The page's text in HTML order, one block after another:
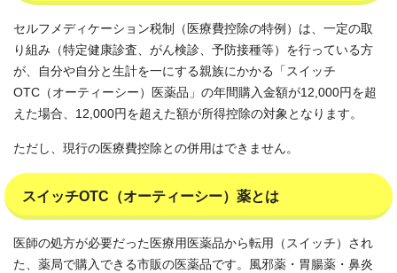
セルフメディケーション税制（医療費控除の特例）は、一定の取
り組み（特定健康診査、がん検診、予防接種等）を行っている方
が、自分や自分と生計を一にする親族にかかる「スイッチ
OTC（オーティーシー）医薬品」の年間購入金額が12,000円を超
えた場合、12,000円を超えた額が所得控除の対象となります。
ただし、現行の医療費控除との併用はできません。
スイッチOTC（オーティーシー）薬とは
医師の処方が必要だった医療用医薬品から転用（スイッチ）され
た、薬局で購入できる市販の医薬品です。風邪薬・胃腸薬・鼻炎